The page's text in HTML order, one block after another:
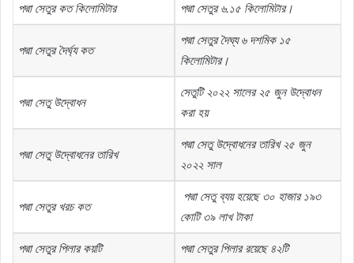
পদ্মা সেতুর কত কিলোমিটার পদ্মা সেতুর ৬.১৫ কিলোমিটার।
পদ্মা সেতুর দৈর্ঘ্য কত
পদ্মা সেতুর দৈঘ্য ৬ দশমিক ১৫
কিলোমিটার।
পদ্মা সেতু উদ্বোধন
সেতুটি ২০২২ সালের ২৫ জুন উদ্বোধন
করা হয়
পদ্মা সেতু উদ্বোধনের তারিখ
পদ্মা সেতু উদ্বোধনের তারিখ ২৫ জুন
২০২২ সাল
পদ্মা সেতুর খরচ কত
পদ্মা সেতু ব্যয় হয়েছে ৩০ হাজার ১৯৩
কোটি ৩৯ লাখ টাকা
পদ্মা সেতুর পিলার কয়টি পদ্মা সেতুর পিলার রয়েছে ৪২টি